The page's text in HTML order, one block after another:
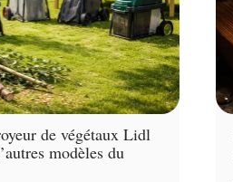
de végétaux Lidl
modèles du